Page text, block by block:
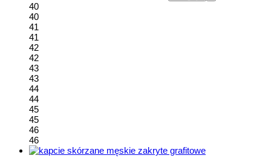
40
40
41
41
42
42
43
43
44
44
45
45
46
46